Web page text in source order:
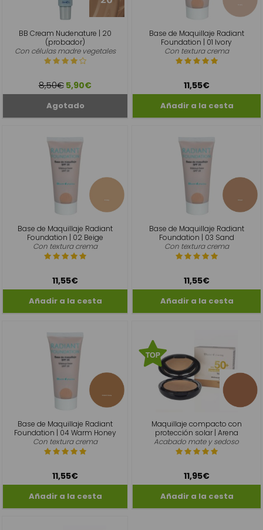
BB Cream Nudenature | 20
(probador)
Con células madre vegetales
8,50€ 5,90€
Base de Maquillaje Radiant
Foundation | 01 Ivory
Con textura crema
11,55€
Base de Maquillaje Radiant
Foundation | 02 Beige
Con textura crema
11,55€
Base de Maquillaje Radiant
Foundation | 03 Sand
Con textura crema
11,55€
Base de Maquillaje Radiant
Foundation | 04 Warm Honey
Con textura crema
11,55€
Maquillaje compacto con
protección solar | Arena
Acabado mate y sedoso
11,95€